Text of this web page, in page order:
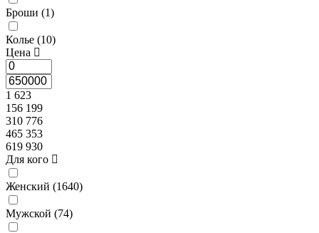
Броши (1)
Колье (10)
Цена
1 623
156 199
310 776
465 353
619 930
Для кого
Женский (1640)
Мужской (74)